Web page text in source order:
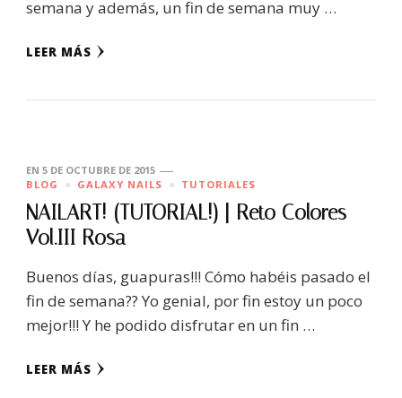
semana y además, un fin de semana muy …
LEER MÁS
EN 5 DE OCTUBRE DE 2015
BLOG
GALAXY NAILS TUTORIALES
NAILART! (TUTORIAL!) | Reto Colores
Vol.III Rosa
Buenos días, guapuras!!! Cómo habéis pasado el
fin de semana?? Yo genial, por fin estoy un poco
mejor!!! Y he podido disfrutar en un fin …
LEER MÁS